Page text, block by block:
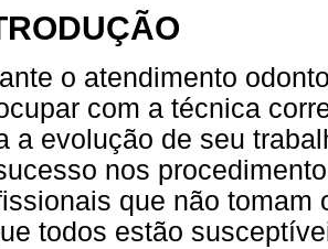
o atendimento
com a técnica
a evolução de seu
nos
que não tomam
todos estão